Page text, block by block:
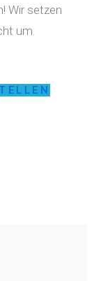
Wir setzen
um.